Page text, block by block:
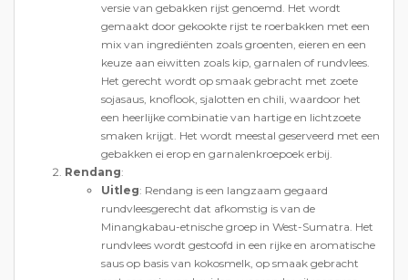
versie van gebakken rijst genoemd. Het wordt
gemaakt door gekookte rijst te roerbakken met een
mix van ingrediënten zoals groenten, eieren en een
keuze aan eiwitten zoals kip, garnalen of rundvlees.
Het gerecht wordt op smaak gebracht met zoete
sojasaus, knoflook, sjalotten en chili, waardoor het
een heerlijke combinatie van hartige en lichtzoete
smaken krijgt. Het wordt meestal geserveerd met een
gebakken ei erop en garnalenkroepoek erbij.
Rendang:
Uitleg: Rendang is een langzaam gegaard
rundvleesgerecht dat afkomstig is van de
Minangkabau-etnische groep in West-Sumatra. Het
rundvlees wordt gestoofd in een rijke en aromatische
saus op basis van kokosmelk, op smaak gebracht